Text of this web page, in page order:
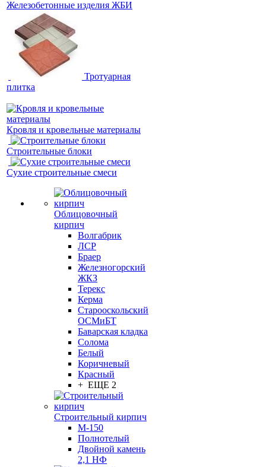
Железобетонные изделия ЖБИ
Тротуарная
плитка
Кровля и кровельные материалы
Строительные блоки
Сухие строительные смеси
Облицовочный
кирпич
Волгабрик
ЛСР
Браер
Железногорский
ЖКЗ
Терекс
Керма
Старооскольский
ОСМиБТ
Баварская кладка
Солома
Белый
Коричневый
Красный
+ ЕЩЕ 2
Строительный кирпич
М-150
Полнотелый
Двойной камень
2,1 НФ